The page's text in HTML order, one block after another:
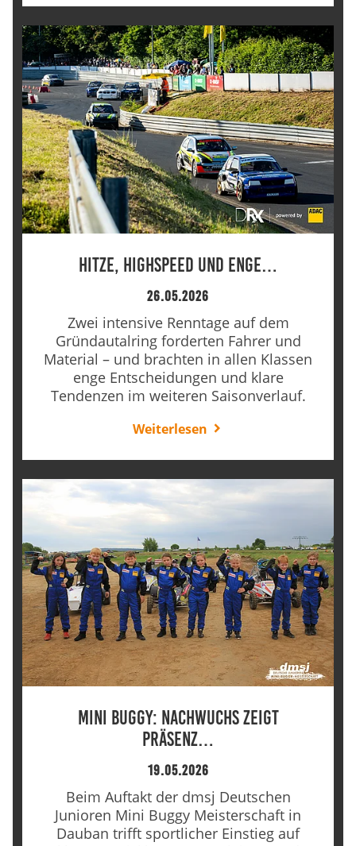
Hitze, Highspeed und enge…
26.05.2026
Zwei intensive Renntage auf dem
Gründautalring forderten Fahrer und
Material – und brachten in allen Klassen
enge Entscheidungen und klare
Tendenzen im weiteren Saisonverlauf.
Weiterlesen
Mini Buggy: Nachwuchs zeigt
Präsenz…
19.05.2026
Beim Auftakt der dmsj Deutschen
Junioren Mini Buggy Meisterschaft in
Dauban trifft sportlicher Einstieg auf